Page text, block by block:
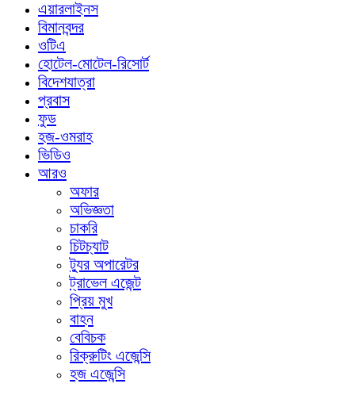
এয়ারলাইনস
বিমানবন্দর
ওটিএ
হোটেল-মোটেল-রিসোর্ট
বিদেশযাত্রা
প্রবাস
ফুড
হজ-ওমরাহ
ভিডিও
আরও
অফার
অভিজ্ঞতা
চাকরি
চিটচ্যাট
ট্যুর অপারেটর
ট্রাভেল এজেন্ট
প্রিয় মুখ
বাহন
বেবিচক
রিক্রুটিং এজেন্সি
হজ এজেন্সি